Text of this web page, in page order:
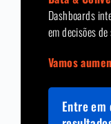
Dashboards
em decisões
Vamos
Entre em